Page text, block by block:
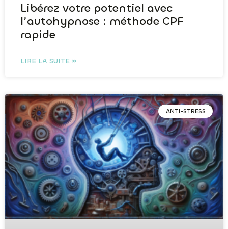
Libérez votre potentiel avec
l’autohypnose : méthode CPF
rapide
LIRE LA SUITE »
ANTI-STRESS